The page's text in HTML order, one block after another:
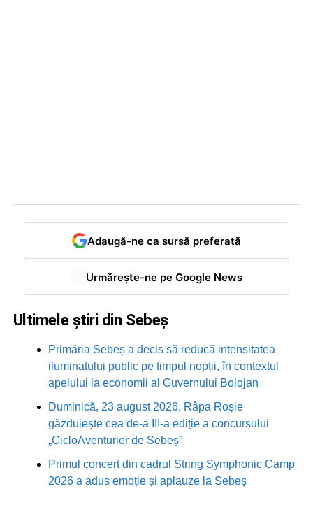
Adaugă-ne ca sursă preferată
Urmărește-ne pe Google News
Ultimele știri din Sebeș
Primăria Sebeș a decis să reducă intensitatea
iluminatului public pe timpul nopții, în contextul
apelului la economii al Guvernului Bolojan
Duminică, 23 august 2026, Râpa Roșie
găzduiește cea de-a III-a ediție a concursului
„CicloAventurier de Sebeș”
Primul concert din cadrul String Symphonic Camp
2026 a adus emoție și aplauze la Sebeș